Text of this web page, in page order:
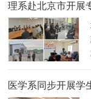
理系赴北京市开展
医学系同步开展学